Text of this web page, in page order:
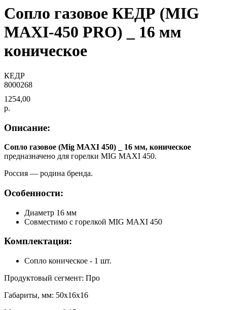
Сопло газовое КЕДР (MIG
MAXI-450 PRO) _ 16 мм
коническое
КЕДР
8000268
1254,00
р.
Описание:
Сопло газовое (Mig MAXI 450) _ 16 мм, коническое
предназначено для горелки МIG MAXI 450.
Россия — родина бренда.
Особенности:
Диаметр 16 мм
Совместимо с горелкой МIG MAXI 450
Комплектация:
Сопло коническое - 1 шт.
Продуктовый сегмент: Про
Габариты, мм: 50х16х16